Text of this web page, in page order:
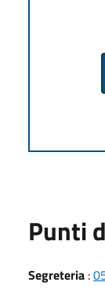
Punti
Segreteria :